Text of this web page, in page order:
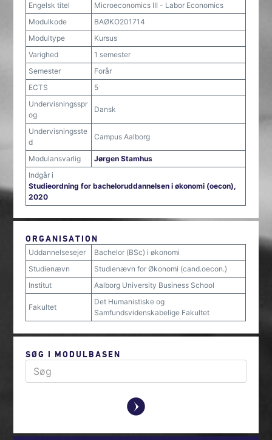
Engelsk titel
Microeconomics III - Labor Economics
Modulkode
BAØKO201714
Modultype
Kursus
Varighed
1 semester
Semester
Forår
ECTS
5
Undervisningsspr
og
Dansk
Undervisningsste
d
Campus Aalborg
Modulansvarlig
Jørgen Stamhus
Indgår i
Studieordning for bacheloruddannelsen i økonomi (oecon),
2020
ORGANISATION
Uddannelsesejer
Bachelor (BSc) i økonomi
Studienævn
Studienævn for Økonomi (cand.oecon.)
Institut
Aalborg University Business School
Fakultet
Det Humanistiske og
Samfundsvidenskabelige Fakultet
SØG I MODULBASEN
y